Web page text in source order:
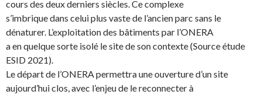
cours des deux derniers siècles. Ce complexe
s’imbrique dans celui plus vaste de l’ancien parc sans le
dénaturer. L’exploitation des bâtiments par l’ONERA
a en quelque sorte isolé le site de son contexte (Source étude
ESID 2021).
Le départ de l’ONERA permettra une ouverture d’un site
aujourd’hui clos, avec l’enjeu de le reconnecter à